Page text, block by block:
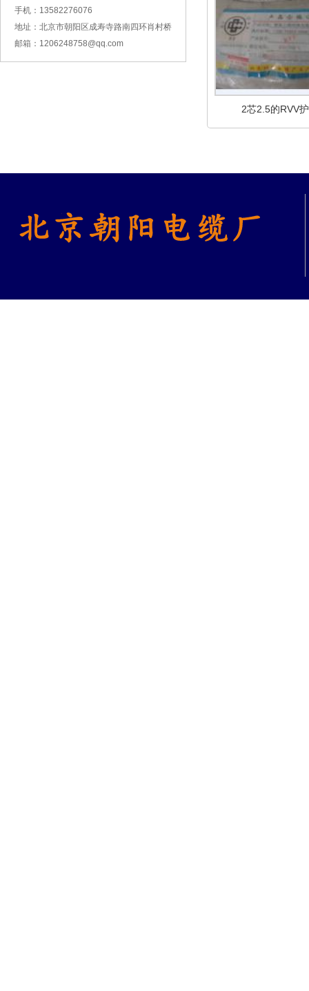
2芯2.5的RVV
手机：13582276076
地址：北京市朝阳区成寿寺路南四环肖村桥
邮箱：1206248758@qq.com